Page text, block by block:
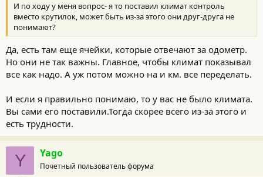
И по ходу у меня вопрос- я то поставил климат контроль
вместо крутилок, может быть из-за этого они друг-друга не
понимают?
Да, есть там еще ячейки, которые отвечают за одометр.
Но они не так важны. Главное, чтобы климат показывал
все как надо. А уж потом можно на и км. все переделать.
И если я правильно понимаю, то у вас не было климата.
Вы сами его поставили.Тогда скорее всего из-за этого и
есть трудности.
Y Yago
Почетный пользователь форума